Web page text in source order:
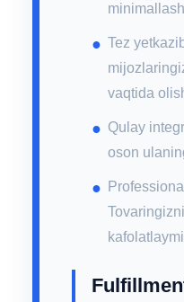
Tez
vaqtida
Qulay
oson